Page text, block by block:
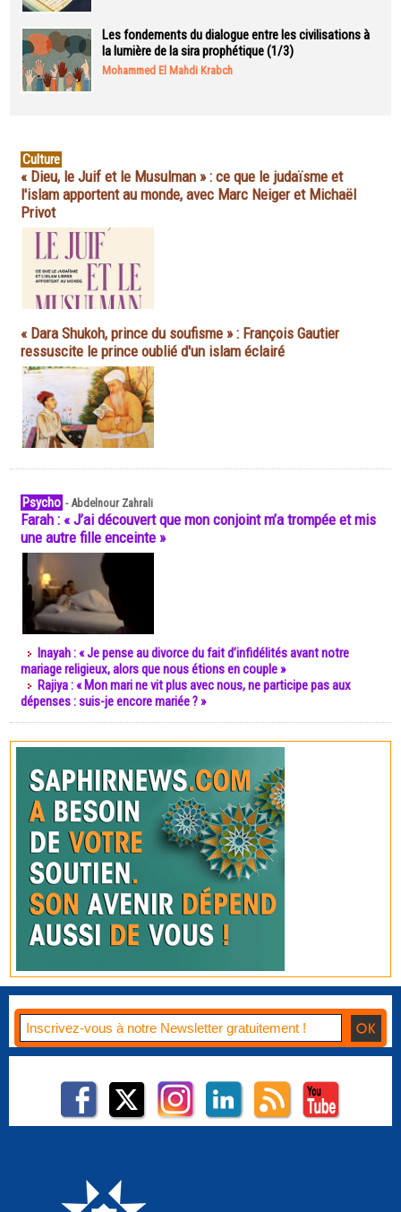
Les fondements du dialogue entre les civilisations à
la lumière de la sira prophétique (1/3)
Mohammed El Mahdi Krabch
Culture
« Dieu, le Juif et le Musulman » : ce que le judaïsme et
l'islam apportent au monde, avec Marc Neiger et Michaël
Privot
« Dara Shukoh, prince du soufisme » : François Gautier
ressuscite le prince oublié d'un islam éclairé
Psycho -Abdelnour Zahrali
Farah : « J’ai découvert que mon conjoint m’a trompée et mis
une autre fille enceinte »
Inayah : « Je pense au divorce du fait d’infidélités avant notre
mariage religieux, alors que nous étions en couple »
Rajiya : « Mon mari ne vit plus avec nous, ne participe pas aux
dépenses : suis-je encore mariée ? »